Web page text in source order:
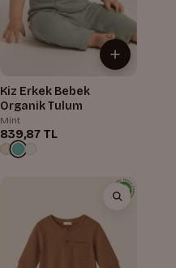
Kiz Erkek Bebek
Organik Tulum
Mint
839,87 TL